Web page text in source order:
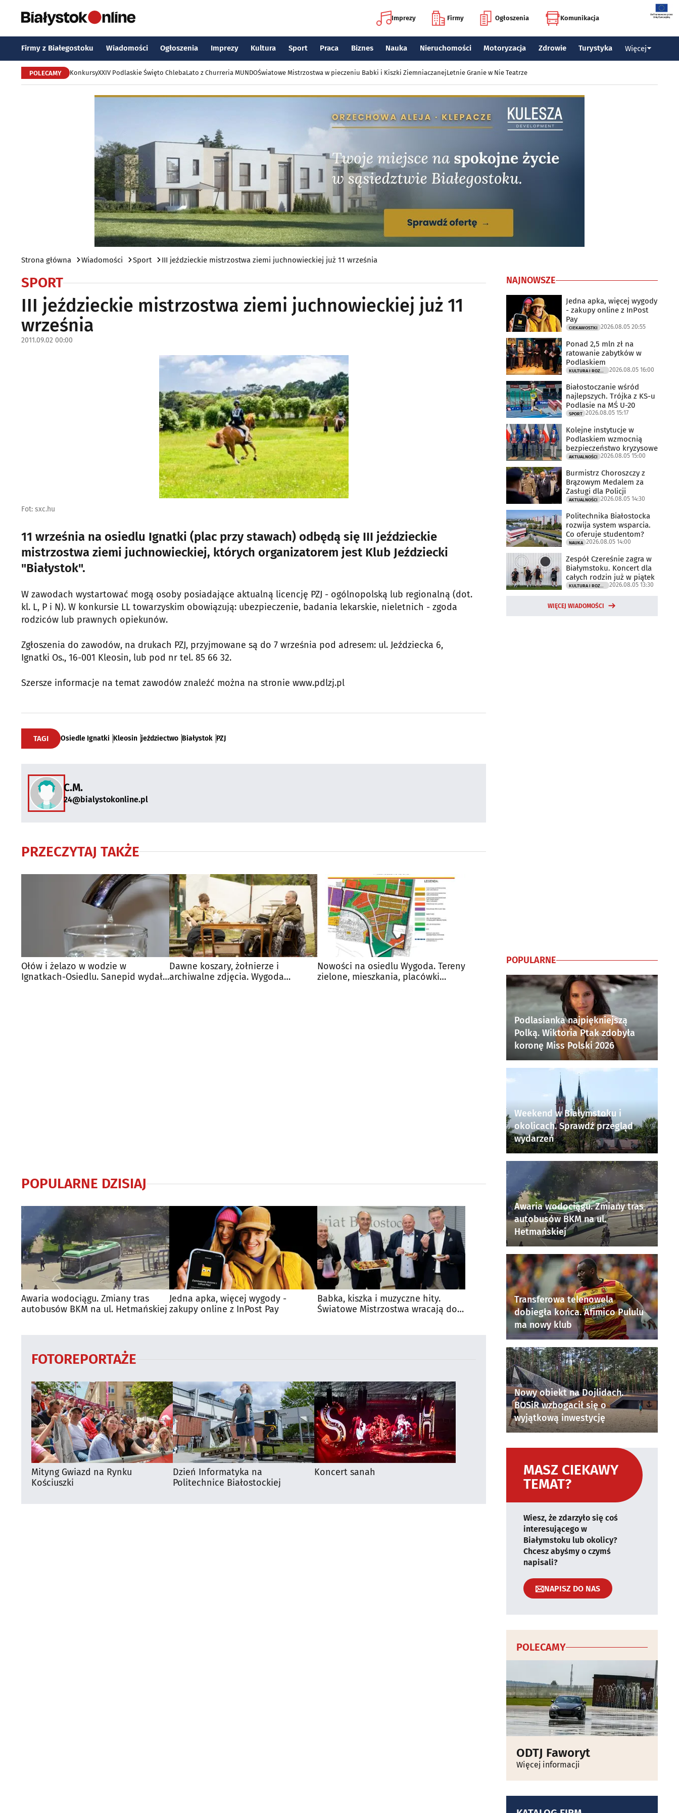
Imprezy Firmy Ogłoszenia Komunikacja
Firmy z Białegostoku Wiadomości Ogłoszenia Imprezy Kultura Sport Praca Biznes Nauka Nieruchomości Motoryzacja Zdrowie Turystyka Więcej
POLECAMY KonkursyXXIV Podlaskie Święto ChlebaLato z Churreria MUNDOŚwiatowe Mistrzostwa w pieczeniu Babki i Kiszki ZiemniaczanejLetnie Granie w Nie Teatrze
Strona główna Wiadomości Sport III jeździeckie mistrzostwa ziemi juchnowieckiej już 11 września
SPORT
III jeździeckie mistrzostwa ziemi juchnowieckiej już 11
września
2011.09.02 00:00
Fot: sxc.hu
11 września na osiedlu Ignatki (plac przy stawach) odbędą się III jeździeckie
mistrzostwa ziemi juchnowieckiej, których organizatorem jest Klub Jeździecki
"Białystok".
W zawodach wystartować mogą osoby posiadające aktualną licencję PZJ - ogólnopolską lub regionalną (dot.
kl. L, P i N). W konkursie LL towarzyskim obowiązują: ubezpieczenie, badania lekarskie, nieletnich - zgoda
rodziców lub prawnych opiekunów.
Zgłoszenia do zawodów, na drukach PZJ, przyjmowane są do 7 września pod adresem: ul. Jeździecka 6,
Ignatki Os., 16-001 Kleosin, lub pod nr tel. 85 66 32.
Szersze informacje na temat zawodów znaleźć można na stronie www.pdlzj.pl
TAGI Osiedle Ignatki Kleosin jeździectwo Białystok PZJ
C.M.
24@bialystokonline.pl
PRZECZYTAJ TAKŻE
Ołów i żelazo w wodzie w
Ignatkach-Osiedlu. Sanepid wydał
Dawne koszary, żołnierze i
archiwalne zdjęcia. Wygoda
Nowości na osiedlu Wygoda. Tereny
zielone, mieszkania, placówki
POPULARNE DZISIAJ
Awaria wodociągu. Zmiany tras
autobusów BKM na ul. Hetmańskiej
Jedna apka, więcej wygody -
zakupy online z InPost Pay
Babka, kiszka i muzyczne hity.
Światowe Mistrzostwa wracają do
FOTOREPORTAŻE
Mityng Gwiazd na Rynku
Kościuszki
Dzień Informatyka na
Politechnice Białostockiej
Koncert sanah
NAJNOWSZE
Jedna apka, więcej wygody
- zakupy online z InPost
Pay
CIEKAWOSTKI 2026.08.05 20:55
Ponad 2,5 mln zł na
ratowanie zabytków w
Podlaskiem
2026.08.05 16:00
Białostoczanie wśród
najlepszych. Trójka z KS-u
Podlasie na MŚ U-20
SPORT 2026.08.05 15:17
Kolejne instytucje w
Podlaskiem wzmocnią
bezpieczeństwo kryzysowe
AKTUALNOŚCI 2026.08.05 15:00
Burmistrz Choroszczy z
Brązowym Medalem za
Zasługi dla Policji
AKTUALNOŚCI 2026.08.05 14:30
Politechnika Białostocka
rozwija system wsparcia.
Co oferuje studentom?
NAUKA 2026.08.05 14:00
Zespół Czereśnie zagra w
Białymstoku. Koncert dla
całych rodzin już w piątek
2026.08.05 13:30
WIĘCEJ WIADOMOŚCI
POPULARNE
Podlasianka najpiękniejszą
Polką. Wiktoria Ptak zdobyła
koronę Miss Polski 2026
Weekend w Białymstoku i
okolicach. Sprawdź przegląd
wydarzeń
Awaria wodociągu. Zmiany tras
autobusów BKM na ul.
Hetmańskiej
Transferowa telenowela
dobiegła końca. Afimico Pululu
ma nowy klub
Nowy obiekt na Dojlidach.
BOSiR wzbogacił się o
wyjątkową inwestycję
MASZ CIEKAWY
TEMAT?
Wiesz, że zdarzyło się coś
interesującego w
Białymstoku lub okolicy?
Chcesz abyśmy o czymś
napisali?
NAPISZ DO NAS
POLECAMY
ODTJ Faworyt
Więcej informacji